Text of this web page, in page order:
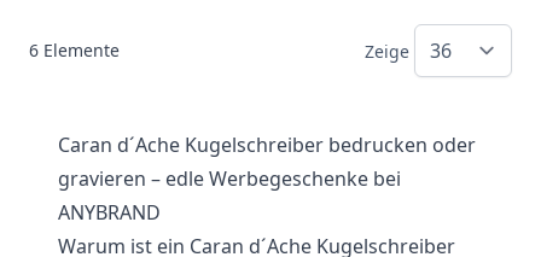
6 Elemente Zeige
Caran d´Ache Kugelschreiber bedrucken oder
gravieren – edle Werbegeschenke bei
ANYBRAND
Warum ist ein Caran d´Ache Kugelschreiber